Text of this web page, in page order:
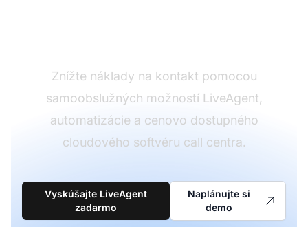
Znížte náklady na kontakt pomocou
samoobslužných možností LiveAgent,
automatizácie a cenovo dostupného
cloudového softvéru call centra.
Vyskúšajte LiveAgent
zadarmo
Naplánujte si
demo